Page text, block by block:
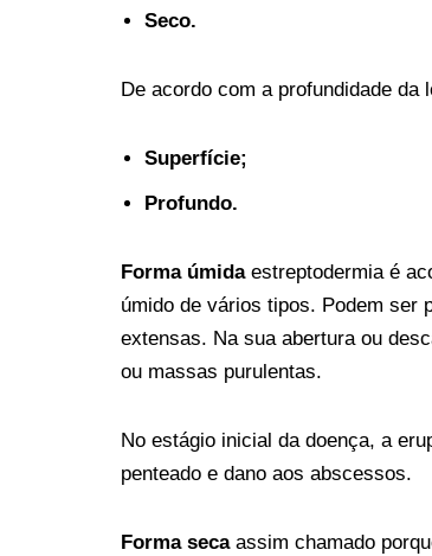
Seco.
De acordo com a profundidade da
Superfície;
Profundo.
Forma úmidaestreptodermia é
úmido de vários tipos. Podem ser
extensas. Na sua abertura ou
ou massas purulentas.
No estágio inicial da doença, a
penteado e dano aos abscessos.
Forma secaassim chamado